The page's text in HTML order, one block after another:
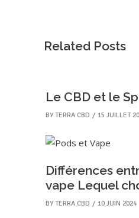
Related Posts
Le CBD et le
BY TERRA CBD 15 JUILLET
Différences
vape Lequel
BY TERRA CBD 10 JUIN 2024